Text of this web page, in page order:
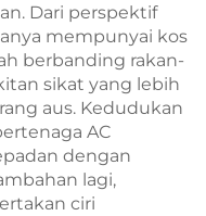
Dari perspektif
mempunyai kos
berbanding rakan-
sikat yang lebih
aus. Kedudukan
AC
dengan
lagi,
ciri